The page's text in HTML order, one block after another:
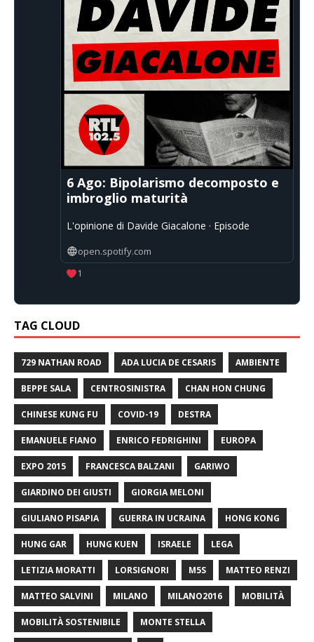
6 Ago: Bipolarismo decomposto e
imbroglio maturità
L'opinione di Davide Giacalone · Episode
open.spotify.com
1
TAG CLOUD
729 NATHAN ROAD ADA LUCIA DE CESARIS AMBIENTE
BEPPE SALA CENTROSINISTRA CHAN HON CHUNG
CHINESE KUNG FU COVID-19 DESTRA
EMANUELE FIANO ENRICO FEDRIGHINI EUROPA
EXPO 2015 FRANCESCA BALZANI GARIWO
GIARDINO DEI GIUSTI GIORGIA MELONI
GIULIANO PISAPIA GUERRA IN UCRAINA HONG KONG
HUNG GAR HUNG KUEN ISRAELE LEGA
LETIZIA MORATTI LORSIGNORI M5S MATTEO RENZI
MATTEO SALVINI MILANO MILANO2016 MOBILITÀ
MOBILITÀ SOSTENIBILE MONTE STELLA